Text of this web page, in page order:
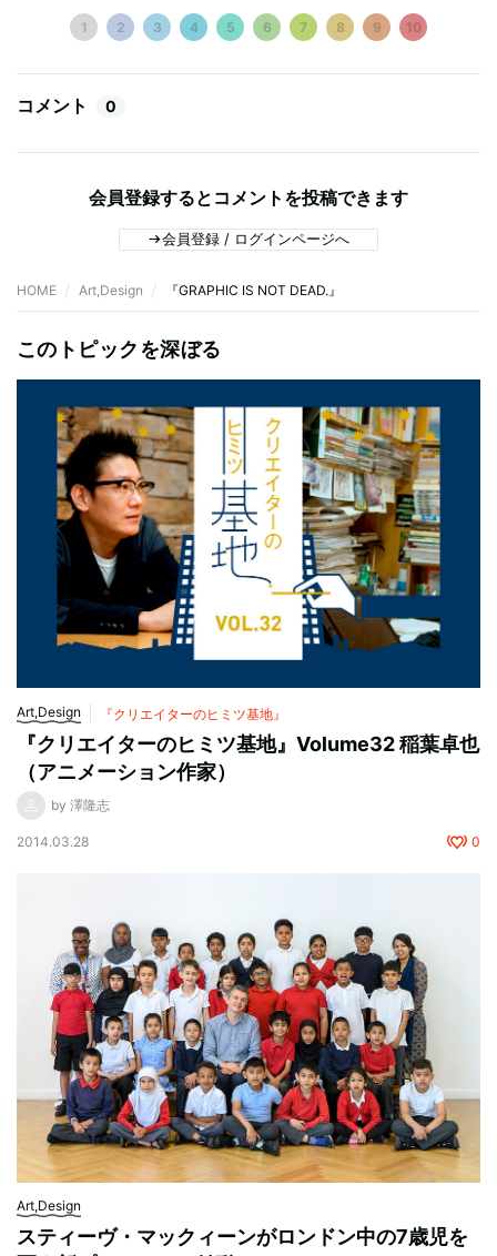
1 2 3 4 5 6 7 8 9 10
コメント 0
会員登録するとコメントを投稿できます
会員登録 / ログインページへ
HOME Art,Design 『GRAPHIC IS NOT DEAD.』
このトピックを深ぼる
Art,Design 『クリエイターのヒミツ基地』
『クリエイターのヒミツ基地』Volume32 稲葉卓也
（アニメーション作家）
by 澤隆志
2014.03.28 0
Art,Design
スティーヴ・マックィーンがロンドン中の7歳児を